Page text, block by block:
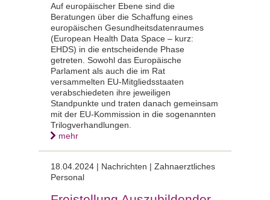
Auf europäischer Ebene sind die
Beratungen über die Schaffung eines
europäischen Gesundheitsdatenraumes
(European Health Data Space – kurz:
EHDS) in die entscheidende Phase
getreten. Sowohl das Europäische
Parlament als auch die im Rat
versammelten EU-Mitgliedsstaaten
verabschiedeten ihre jeweiligen
Standpunkte und traten danach gemeinsam
mit der EU-Kommission in die sogenannten
Trilogverhandlungen.
mehr
18.04.2024 | Nachrichten | Zahnaerztliches
Personal